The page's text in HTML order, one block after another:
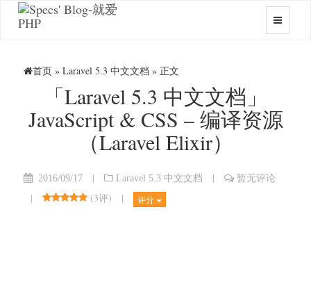
首页 » Laravel 5.3 中文文档 » 正文
「Laravel 5.3 中文文档」
JavaScript & CSS – 编译资源
（Laravel Elixir）
2016/09/17 | Laravel 5.3 中文文档 | 暂无评论
| (3评) | 评分